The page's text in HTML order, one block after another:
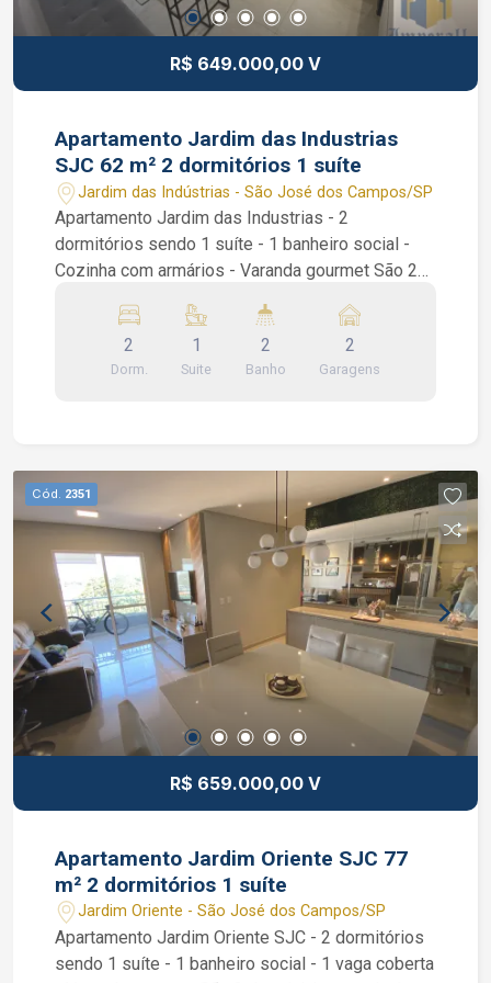
(supermercados, restaurantes, bares, farmácias,
feira livre, etc) a poucos minutos de caminhada.
Interessados falar com corretor de imóveis João
WhatsApp
R$ 649.000,00 V
Apartamento Jardim das Industrias
SJC 62 m² 2 dormitórios 1 suíte
Jardim das Indústrias - São José dos Campos/SP
Apartamento Jardim das Industrias - 2
dormitórios sendo 1 suíte - 1 banheiro social -
Cozinha com armários - Varanda gourmet São 2
moveis planejados em todos ambientes, sala
estendida de 2 ambientes, varanda gourmet com
fechamento em vidro integrada a sala, cozinha
imóvel Caique Lopes de CRECI 264.991 F (12)
99189-7273 WhatsApp e Claro.
2
Dorm.
1
Suite
2
Banho
2
Garagens
Cód. 2351
R$ 659.000,00 V
Apartamento Jardim Oriente SJC 77
m² 2 dormitórios 1 suíte
Jardim Oriente - São José dos Campos/SP
Apartamento Jardim Oriente SJC - 2 dormitórios
sendo 1 suíte - 1 banheiro social - 1 vaga coberta